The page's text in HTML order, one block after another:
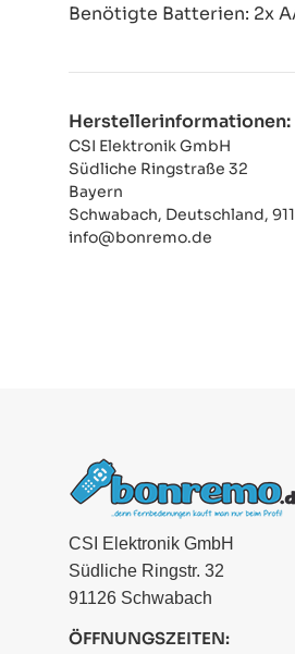
Benötigte Batterien: 2x
Herstellerinformationen:
CSI Elektronik GmbH
Südliche Ringstraße 32
Bayern
Schwabach, Deutschland,
info@bonremo.de
CSI Elektronik GmbH
Südliche Ringstr. 32
91126 Schwabach
ÖFFNUNGSZEITEN: